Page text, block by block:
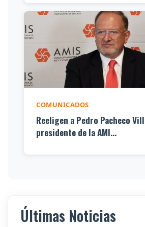
COMUNICADOS
Reeligen a Pedro Pacheco
presidente de la AMI...
Últimas Noticias